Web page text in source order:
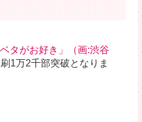
ベタがお好き」（画:渋谷
1万2千部突破となりま